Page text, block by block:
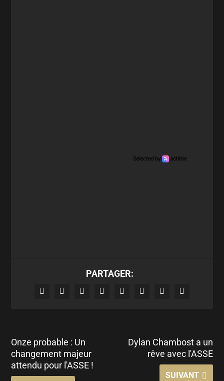
PARTAGER:
Onze probable : Un
changement majeur
attendu pour l'ASSE !
Dylan Chambost a un
rêve avec l'ASSE
SUIVANT